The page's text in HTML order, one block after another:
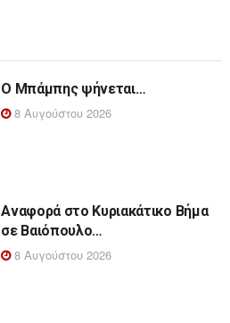
Ο Μπάμπης ψήνεται…
8 Αυγούστου 2026
Αναφορά στο Κυριακάτικο Βήμα
σε Βαιόπουλο…
8 Αυγούστου 2026